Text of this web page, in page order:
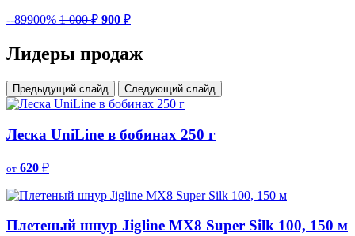
--89900% 1 000₽ 900 ₽
Лидеры продаж
Предыдущий слайд Следующий слайд
Леска UniLine в бобинах 250 г
от 620 ₽
Плетеный шнур Jigline MX8 Super Silk 100, 150 м